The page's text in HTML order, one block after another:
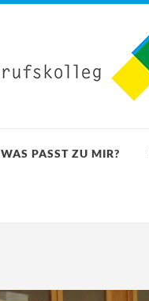
WAS PASST ZU MIR?